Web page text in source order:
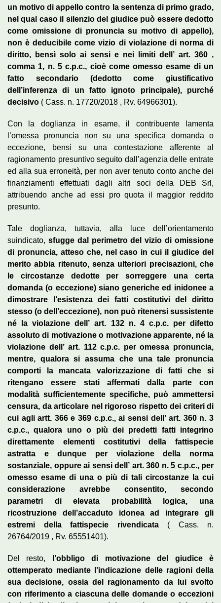
un motivo di appello contro la sentenza di primo grado,
nel qual caso il silenzio del giudice può essere dedotto
come omissione di pronuncia su motivo di appello),
non è deducibile come vizio di violazione di norma di
diritto, bensì solo ai sensi e nei limiti dell’ art. 360 ,
comma 1, n. 5 c.p.c., cioè come omesso esame di un
fatto secondario (dedotto come giustificativo
dell’inferenza di un fatto ignoto principale), purché
decisivo ( Cass. n. 17720/2018 , Rv. 64966301).
Con la doglianza in esame, il contribuente lamenta
l’omessa pronuncia non su una specifica domanda o
eccezione, bensì su una contestazione afferente al
ragionamento presuntivo seguito dall’agenzia delle entrate
ed alla sua erroneità, per non aver tenuto conto anche dei
finanziamenti effettuati dagli altri soci della DEB Srl,
attribuendo anche ad essi pro quota il maggior reddito
presunto.
Tale doglianza, tuttavia, alla luce dell’orientamento
suindicato, sfugge dal perimetro del vizio di omissione
di pronuncia, atteso che, nel caso in cui il giudice del
merito abbia ritenuto, senza ulteriori precisazioni, che
le circostanze dedotte per sorreggere una certa
domanda (o eccezione) siano generiche ed inidonee a
dimostrare l’esistenza dei fatti costitutivi del diritto
stesso (o dell’eccezione), non può ritenersi sussistente
né la violazione dell’ art. 132 n. 4 c.p.c. per difetto
assoluto di motivazione o motivazione apparente, né la
violazione dell’ art. 112 c.p.c. per omessa pronuncia,
mentre, qualora si assuma che una tale pronuncia
comporti la mancata valorizzazione di fatti che si
ritengano essere stati affermati dalla parte con
modalità sufficientemente specifiche, può ammettersi
censura, da articolare nel rigoroso rispetto dei criteri di
cui agli artt. 366 e 369 c.p.c., ai sensi dell’ art. 360 n. 3
c.p.c., qualora uno o più dei predetti fatti integrino
direttamente elementi costitutivi della fattispecie
astratta e dunque per violazione della norma
sostanziale, oppure ai sensi dell’ art. 360 n. 5 c.p.c., per
omesso esame di una o più di tali circostanze la cui
considerazione avrebbe consentito, secondo
parametri di elevata probabilità logica, una
ricostruzione dell’accaduto idonea ad integrare gli
estremi della fattispecie rivendicata( Cass. n.
26764/2019 , Rv. 65551401).
Del resto,
l’obbligo di motivazione del giudice è
ottemperato mediante l’indicazione delle ragioni della
sua decisione, ossia del ragionamento da lui svolto
con riferimento a ciascuna delle domande o eccezioni